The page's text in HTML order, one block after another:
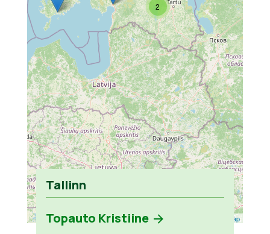
2
Leaflet OpenStreetMap
Tallinn
Topauto Kristiine